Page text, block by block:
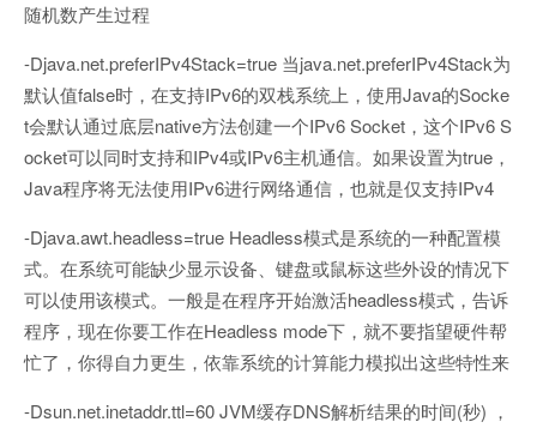
随机数产生过程
-Djava.net.preferIPv4Stack=true 当java.net.preferIPv4Stack为
默认值false时，在支持IPv6的双栈系统上，使用Java的Socke
t会默认通过底层native方法创建一个IPv6 Socket，这个IPv6 S
ocket可以同时支持和IPv4或IPv6主机通信。如果设置为true，
Java程序将无法使用IPv6进行网络通信，也就是仅支持IPv4
-Djava.awt.headless=true Headless模式是系统的一种配置模
式。在系统可能缺少显示设备、键盘或鼠标这些外设的情况下
可以使用该模式。一般是在程序开始激活headless模式，告诉
程序，现在你要工作在Headless mode下，就不要指望硬件帮
忙了，你得自力更生，依靠系统的计算能力模拟出这些特性来
-Dsun.net.inetaddr.ttl=60 JVM缓存DNS解析结果的时间(秒) ，